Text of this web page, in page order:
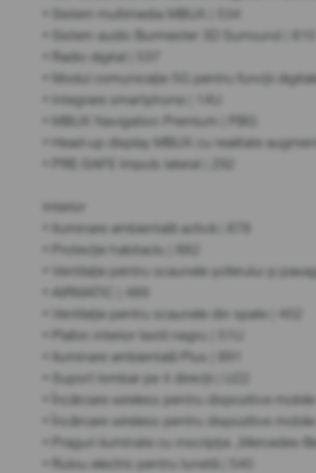
• Sistem multimedia MBUX | 534
• Sistem audio Burmester 3D Surround | 810
• Radio digital | 537
• Modul comunicație 5G pentru funcții
• Integrare smartphone | 14U
• MBUX Navigation Premium | PBG
• Head-up display MBUX cu realitate
• PRE-SAFE Impuls lateral | 292
Interior
• Iluminare ambientală activă | 878
• Protecție habitaclu | 882
• Ventilație pentru scaunele șoferului și
• AIRMATIC | 489
• Ventilație pentru scaunele din spate | 402
• Plafon interior textil negru | 51U
• Iluminare ambientală Plus | 891
• Suport lombar pe 4 direcții | U22
• Încărcare wireless pentru dispozitive mobile
• Încărcare wireless pentru dispozitive
• Praguri iluminate cu inscripția „Mercedes-
• Rulou electric pentru lunetă | 540